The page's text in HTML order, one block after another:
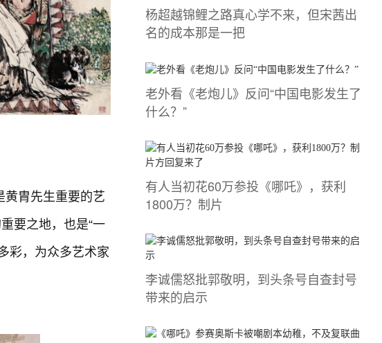
黄胄先生重要的艺
要之地，也是“一
彩，为众多艺术家
杨超越锦鲤之路真心学不来，但宋茜出
名的成本那是一把
老外看《老炮儿》反问“中国电影发生了
什么？”
有人当初花60万参投《哪吒》，获利
1800万？制片
李诚儒怒批郭敬明，到头条号自查封号
带来的启示